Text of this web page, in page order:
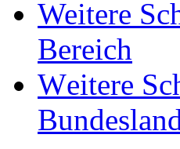
Weitere
Bereich
Weitere